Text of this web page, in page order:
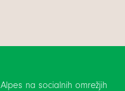
Alpes na socialnih omrežjih